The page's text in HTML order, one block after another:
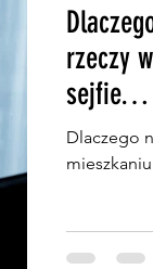
rzeczy
sejfie…
Dlaczego